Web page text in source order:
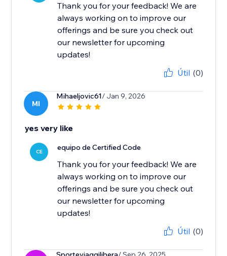
Thank you for your feedback! We are
always working on to improve our
offerings and be sure you check out
our newsletter for upcoming
updates!
Útil (0)
MI
Mihaeljovic61/ Jan 9, 2026
yes very like
CE equipo de Certified Code
Thank you for your feedback! We are
always working on to improve our
offerings and be sure you check out
our newsletter for upcoming
updates!
Útil (0)